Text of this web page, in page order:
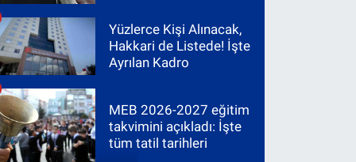
Yüzlerce Kişi Alınacak,
Hakkari de Listede! İşte
Ayrılan Kadro
MEB 2026-2027 eğitim
takvimini açıkladı: İşte
tüm tatil tarihleri